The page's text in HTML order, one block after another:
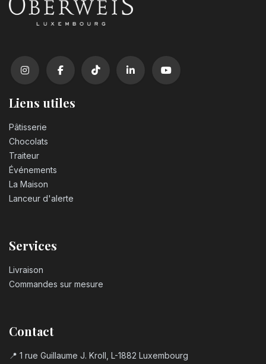
Liens utiles
Pâtisserie
Chocolats
Traiteur
Événements
La Maison
Lanceur d'alerte
Services
Livraison
Commandes sur mesure
Contact
📍 1 rue Guillaume J. Kroll, L-1882 Luxembourg